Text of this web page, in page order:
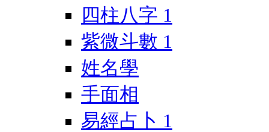
四柱八字 1
紫微斗數 1
姓名學
手面相
易經占卜 1